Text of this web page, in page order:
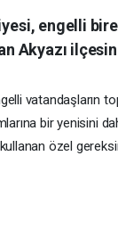
engelli
Akyazı
vatandaşların
bir yenisini
özel